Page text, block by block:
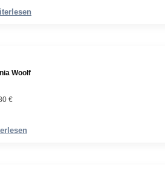
Woolf
€